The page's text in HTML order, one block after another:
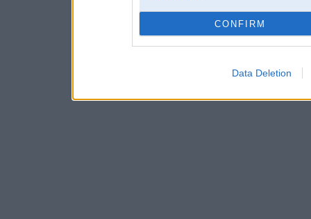
CONFIRM
Data Deletion